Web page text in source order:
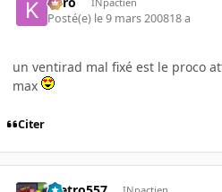
Posté(e) le 9 mars 200818 a
un ventirad mal fixé est le proco
max
Citer